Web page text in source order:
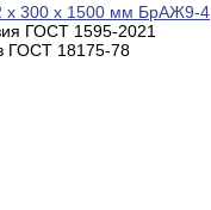
х 300 х 1500 мм БрАЖ9-4
ГОСТ 1595-2021
ГОСТ 18175-78